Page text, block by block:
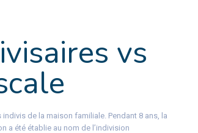
vs
de la maison familiale. Pendant 8 ans, la
a été établie au nom de l’indivision